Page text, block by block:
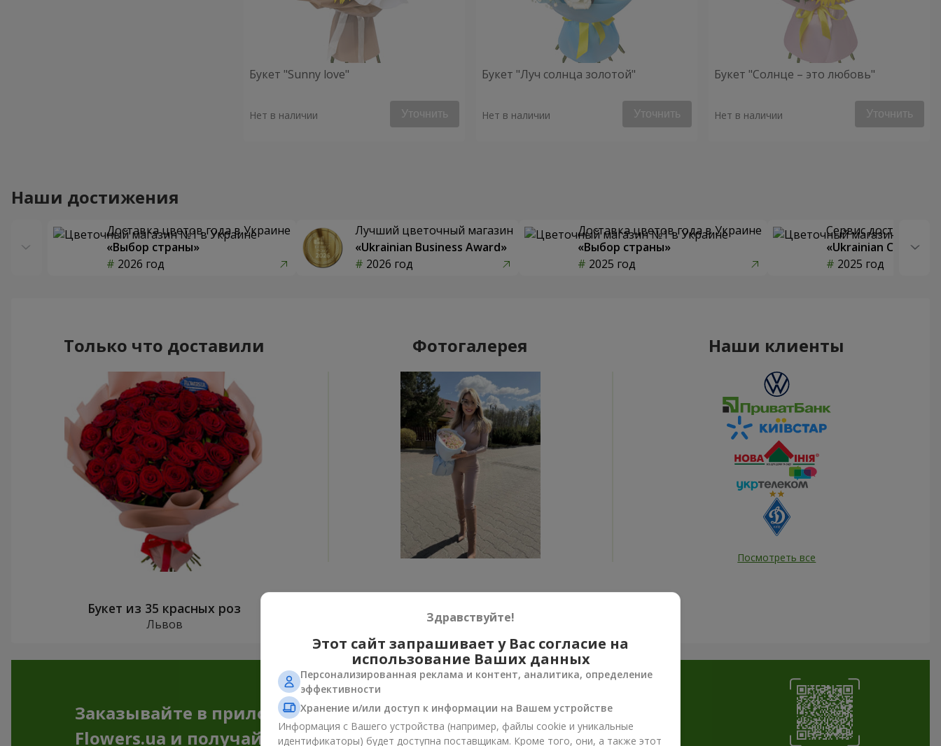
Букет "Sunny love"
Нет в наличии Уточнить
Букет "Луч солнца золотой"
Нет в наличии Уточнить
Букет "Солнце – это любовь"
Нет в наличии Уточнить
Наши достижения
Доставка цветов года в Украине
«Выбор страны»
2026 год
Лучший цветочный магазин
«Ukrainian Business Award»
2026 год
Доставка цветов года в Украине
«Выбор страны»
2025 год
Сервис доставки
«Ukrainian Choice»
2025 год
Только что доставили
Букет из 35 красных роз
Львов
Фотогалерея
Все фото доставок
Заказать этот товар
Наши клиенты
Посмотреть все
Заказывайте в приложении
Flowers.ua и получайте бонусы
Здравствуйте!
Этот сайт запрашивает у Вас согласие на
использование Ваших данных
Персонализированная реклама и контент, аналитика, определение
эффективности
Хранение и/или доступ к информации на Вашем устройстве
Информация с Вашего устройства (например, файлы cookie и уникальные
идентификаторы) будет доступна поставщикам. Кроме того, они, а также этот